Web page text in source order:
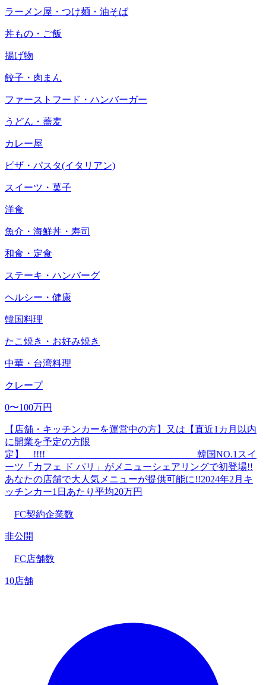
ラーメン屋・つけ麺・油そば
丼もの・ご飯
揚げ物
餃子・肉まん
ファーストフード・ハンバーガー
うどん・蕎麦
カレー屋
ピザ・パスタ(イタリアン)
スイーツ・菓子
洋食
魚介・海鮮丼・寿司
和食・定食
ステーキ・ハンバーグ
ヘルシー・健康
韓国料理
たこ焼き・お好み焼き
中華・台湾料理
クレープ
0〜100万円
【店舗・キッチンカーを運営中の方】又は【直近1カ月以内
に開業を予定の方限
定】 !!!! 韓国NO.1スイ
ーツ「カフェ ド パリ」がメニューシェアリングで初登場!!
あなたの店舗で大人気メニューが提供可能に!!2024年2月キ
ッチンカー1日あたり平均20万円
FC契約企業数
非公開
FC店舗数
10店舗